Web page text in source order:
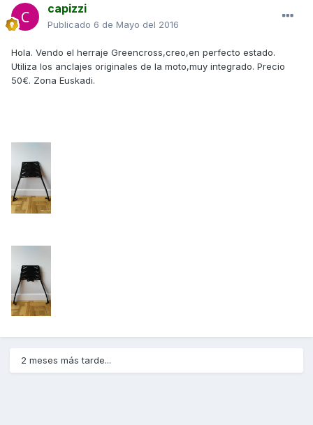
capizzi
Publicado 6 de Mayo del 2016
Hola. Vendo el herraje Greencross,creo,en perfecto estado.
Utiliza los anclajes originales de la moto,muy integrado. Precio
50€. Zona Euskadi.
2 meses más tarde...